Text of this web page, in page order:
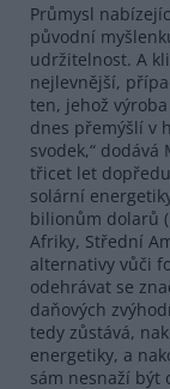
Průmysl
původní
udržitelnost. A
nejlevnější,
ten, jehož
dnes přemýšlí v
svodek,“
třicet let
solární
bilionům dolarů
Afriky, Střední
alternativy vůči
odehrávat se
daňových
tedy zůstává,
energetiky, a
sám nesnaží být